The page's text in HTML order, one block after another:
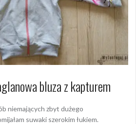
bluza z kapturem
niemających zbyt dużego
suwaki szerokim łukiem.